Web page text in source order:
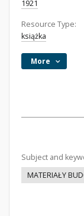
1921
Resource Type:
książka
More
Subject and
MATERIAŁY